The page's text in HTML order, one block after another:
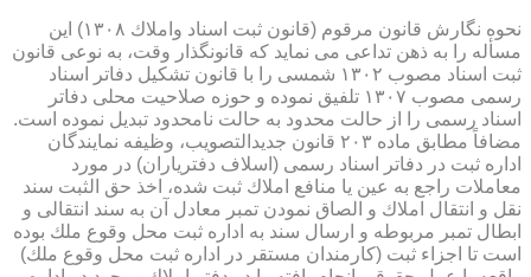
نحوه نگارش قانون مرقوم (قانون ثبت اسناد واملاك ۱۳۰۸) این
مسأله را به ذهن تداعی می نماید كه قانونگذار وقت، به نوعی قانون
ثبت اسناد مصوب ۱۳۰۲ شمسی را با قانون تشكیل دفاتر اسناد
رسمی مصوب ۱۳۰۷ تلفیق نموده و حوزه صلاحیت محلی دفاتر
اسناد رسمی را از حالت محدود به حالت نامحدود تبدیل نموده است.
مضافاً مطابق ماده ۲۰۳ قانون جدیدالتصویب، وظیفه نمایندگان
اداره ثبت در دفاتر اسناد رسمی (اسلاف دفتریاران) در مورد
معاملات راجع به عین یا منافع املاك ثبت شده، اخذ حق الثبت سند
نقل و انتقال املاك و الصاق نمودن تمبر معادل آن به سند انتقالی و
ابطال تمبر مربوطه و ارسال سند به اداره ثبت محل وقوع ملك بوده
است تا اجزاء ثبت (كارمندان مستقر در اداره ثبت محل وقوع ملك)